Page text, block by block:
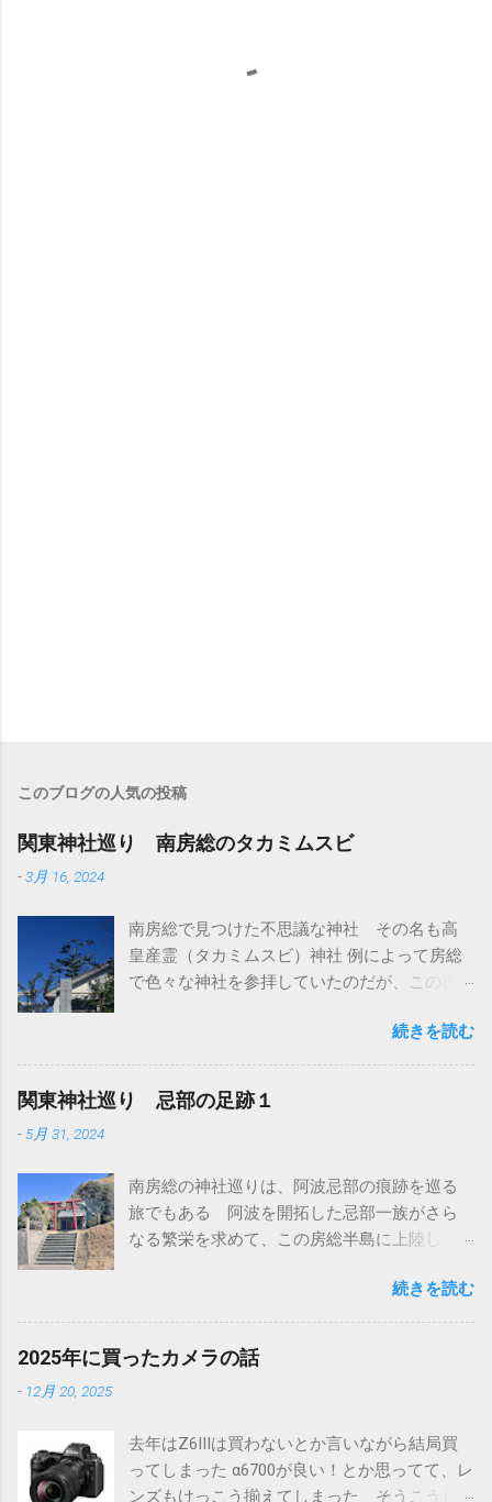
このブログの人気の投稿
関東神社巡り 南房総のタカミムスビ
-3月 16, 2024
南房総で見つけた不思議な神社 その名も高
皇産霊（タカミムスビ）神社 例によって房総
で色々な神社を参拝していたのだが、この神
南房総の隣にある館山市にも同じ名前の神社
があって、そこには参拝した 館山市の高皇産
霊神社は町の中にポツンとある小さくて素朴
な神社だ ここは別名が高井神社とも言われて
らタカイへ訛ったのかも知れない いずれにし
ても、墨田区の高木神社同様に神仏分離で寺
から切り離されたものと思われる そのため、
そういうこともあって、南房総千倉にある高
皇産霊神社も造化三神の一柱を祀っていると
は言っても、比較的近年の創建された神社で
し、色々予定が変わった事もあって時間が空
いてしまったので、ちょっと寄ってみること
にした ところが.... まずは道の駅から眺めた光
続きを読む
関東神社巡り 忌部の足跡１
- 5月 31, 2024
南房総の神社巡りは、阿波忌部の痕跡を巡る
旅でもある 阿波を開拓した忌部一族がさら
なる繁栄を求めて、この房総半島に上陸し、
のこの地は四国の阿波（あわ）にちなんで同
じ名称の安房（あわ）だ また忌部一族が房
総全域を開拓し、その地が麻がふさふさに育
つことから総国（ふさこく）となり、時代が
なので、統一された名称ということがわかる
そんな天富命率いる忌部一族が最初に上陸し
続きを読む
2025年に買ったカメラの話
- 12月 20, 2025
去年はZ6IIIは買わないとか言いながら結局買
ってしまった α6700が良い！とか思ってて、レ
ンズもけっこう揃えてしまった そうこうし